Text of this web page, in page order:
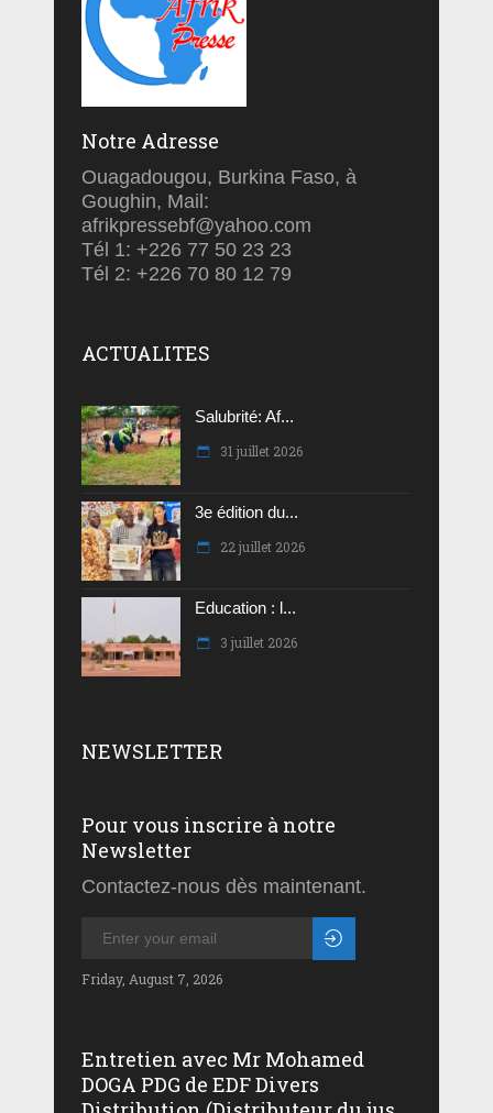
Notre Adresse
Ouagadougou, Burkina Faso, à
Goughin, Mail:
afrikpressebf@yahoo.com
Tél 1: +226 77 50 23 23
Tél 2: +226 70 80 12 79
ACTUALITES
Salubrité: Af...
31 juillet 2026
3e édition du...
22 juillet 2026
Education : l...
3 juillet 2026
NEWSLETTER
Pour vous inscrire à notre
Newsletter
Contactez-nous dès maintenant.
Friday, August 7, 2026
Entretien avec Mr Mohamed
DOGA PDG de EDF Divers